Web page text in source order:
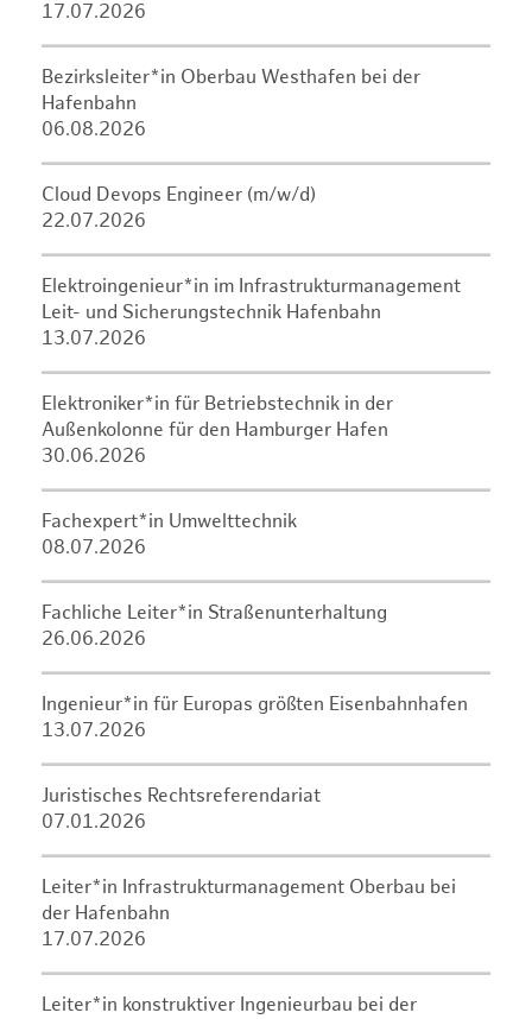
17.07.2026
Bezirksleiter*in Oberbau Westhafen bei der
Hafenbahn
06.08.2026
Cloud Devops Engineer (m/w/d)
22.07.2026
Elektroingenieur*in im Infrastrukturmanagement
Leit- und Sicherungstechnik Hafenbahn
13.07.2026
Elektroniker*in für Betriebstechnik in der
Außenkolonne für den Hamburger Hafen
30.06.2026
Fachexpert*in Umwelttechnik
08.07.2026
Fachliche Leiter*in Straßenunterhaltung
26.06.2026
Ingenieur*in für Europas größten Eisenbahnhafen
13.07.2026
Juristisches Rechtsreferendariat
07.01.2026
Leiter*in Infrastrukturmanagement Oberbau bei
der Hafenbahn
17.07.2026
Leiter*in konstruktiver Ingenieurbau bei der